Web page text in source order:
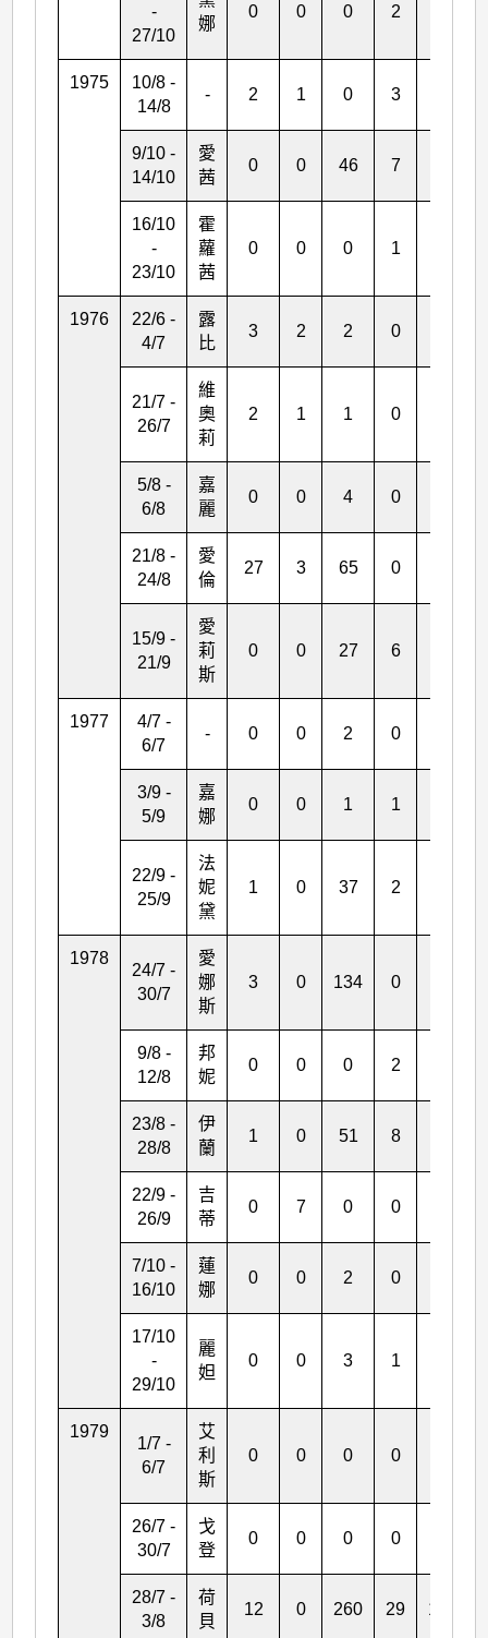
-
27/10
娜
0 0 0 2
1975
10/8 -
14/8
- 2 1 0 3
9/10 -
14/10
愛
茜
0 0 46 7
16/10
-
23/10
霍
蘿
茜
0 0 0 1
1976
22/6 -
4/7
露
比
3 2 2 0
21/7 -
26/7
維
奧
莉
2 1 1 0
5/8 -
6/8
嘉
麗
0 0 4 0
21/8 -
24/8
愛
倫
27 3 65 0
15/9 -
21/9
愛
莉
斯
0 0 27 6
1977
4/7 -
6/7
- 0 0 2 0
3/9 -
5/9
嘉
娜
0 0 1 1
22/9 -
25/9
法
妮
黛
1 0 37 2
1978
24/7 -
30/7
愛
娜
斯
3 0 134 0
9/8 -
12/8
邦
妮
0 0 0 2
23/8 -
28/8
伊
蘭
1 0 51 8
22/9 -
26/9
吉
蒂
0 7 0 0
7/10 -
16/10
蓮
娜
0 0 2 0
17/10
-
29/10
麗
妲
0 0 3 1
1979
1/7 -
6/7
艾
利
斯
0 0 0 0
26/7 -
30/7
戈
登
0 0 0 0
28/7 -
3/8
荷
貝
12 0 260 29 167